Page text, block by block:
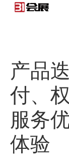
产品
付、
服务
体验